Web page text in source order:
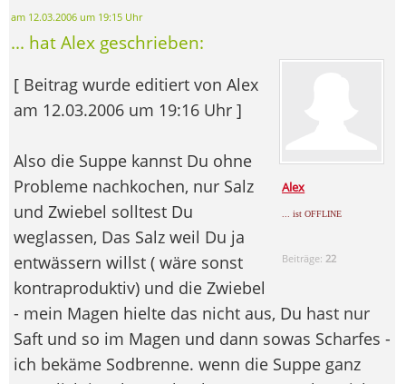
am 12.03.2006 um 19:15 Uhr
... hat Alex geschrieben:
Alex
... ist OFFLINE
Beiträge: 22
[ Beitrag wurde editiert von Alex
am 12.03.2006 um 19:16 Uhr ]
Also die Suppe kannst Du ohne
Probleme nachkochen, nur Salz
und Zwiebel solltest Du
weglassen, Das Salz weil Du ja
entwässern willst ( wäre sonst
kontraproduktiv) und die Zwiebel
- mein Magen hielte das nicht aus, Du hast nur
Saft und so im Magen und dann sowas Scharfes -
ich bekäme Sodbrenne. wenn die Suppe ganz